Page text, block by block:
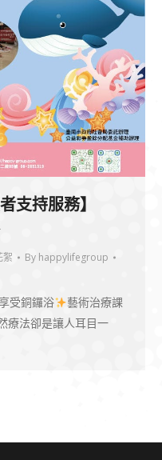
支持服務】
絮 By happylifegroup
受銅鑼浴
藝術治療課
療法卻是讓人耳目一